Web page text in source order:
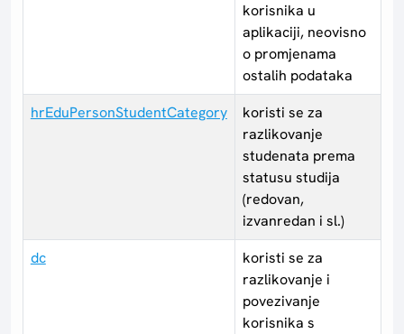
korisnika u
aplikaciji, neovisno
o promjenama
ostalih podataka
hrEduPersonStudentCategory
koristi se za
razlikovanje
studenata prema
statusu studija
(redovan,
izvanredan i sl.)
dc
koristi se za
razlikovanje i
povezivanje
korisnika s